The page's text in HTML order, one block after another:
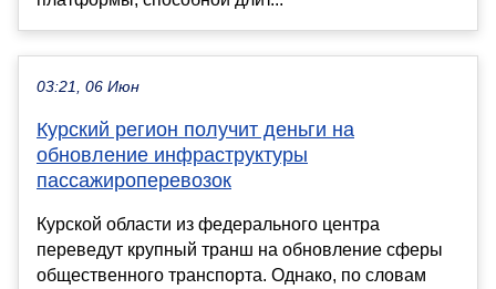
03:21, 06 Июн
Курский регион получит деньги на
обновление инфраструктуры
пассажироперевозок
Курской области из федерального центра
переведут крупный транш на обновление сферы
общественного транспорта. Однако, по словам